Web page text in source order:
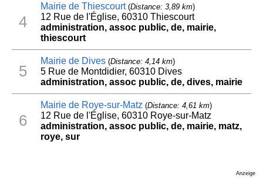
4
Mairie de Thiescourt(Distance: 3,89 km)
12 Rue de l'Église, 60310 Thiescourt
administration, assoc public, de, mairie,
thiescourt
5
Mairie de Dives(Distance: 4,14 km)
5 Rue de Montdidier, 60310 Dives
administration, assoc public, de, dives, mairie
6
Mairie de Roye-sur-Matz (Distance: 4,61 km)
12 Rue de l'Église, 60310 Roye-sur-Matz
administration, assoc public, de, mairie, matz,
roye, sur
Anzeige